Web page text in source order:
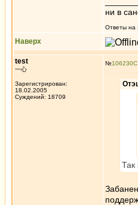
ни в
Ответы на
Наверх
test
一心
Зарегистрирован:
18.02.2005
Суждений: 18709
№106230
Так